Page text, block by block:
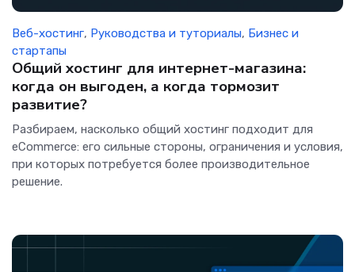
Веб-хостинг, Руководства и туториалы, Бизнес и
стартапы
Общий хостинг для интернет-магазина:
когда он выгоден, а когда тормозит
развитие?
Разбираем, насколько общий хостинг подходит для
eCommerce: его сильные стороны, ограничения и условия,
при которых потребуется более производительное
решение.